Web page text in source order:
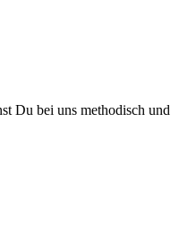
Du bei uns methodisch und